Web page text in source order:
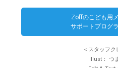
Zoffのこども用
サポートプログ
スタッフク
Illust
つ